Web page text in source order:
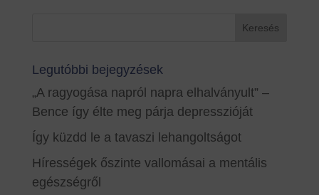
Legutóbbi bejegyzések
„A ragyogása napról napra elhalványult” –
Bence így élte meg párja depresszióját
Így küzdd le a tavaszi lehangoltságot
Hírességek őszinte vallomásai a mentális
egészségről